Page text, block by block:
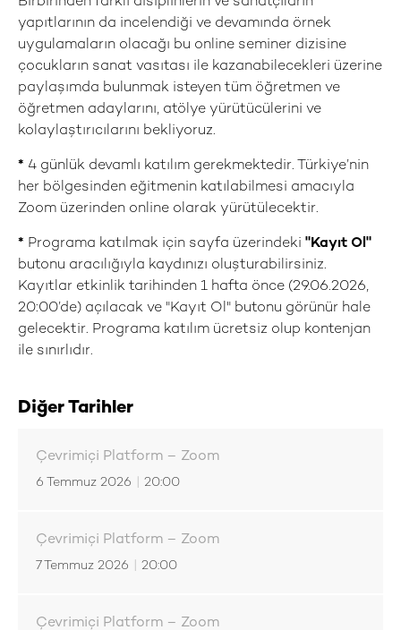
yapıtlarının da incelendiği ve devamında örnek
uygulamaların olacağı bu online seminer dizisine
çocukların sanat vasıtası ile kazanabilecekleri üzerine
paylaşımda bulunmak isteyen tüm öğretmen ve
öğretmen adaylarını, atölye yürütücülerini ve
kolaylaştırıcılarını bekliyoruz.
* 4 günlük devamlı katılım gerekmektedir. Türkiye’nin
her bölgesinden eğitmenin katılabilmesi amacıyla
Zoom üzerinden online olarak yürütülecektir.
* Programa katılmak için sayfa üzerindeki "Kayıt Ol"
butonu aracılığıyla kaydınızı oluşturabilirsiniz.
Kayıtlar etkinlik tarihinden 1 hafta önce (29.06.2026,
20:00’de) açılacak ve "Kayıt Ol" butonu görünür hale
gelecektir. Programa katılım ücretsiz olup kontenjan
ile sınırlıdır.
Diğer Tarihler
Çevrimiçi Platform – Zoom
6 Temmuz 2026 20:00
Çevrimiçi Platform – Zoom
7 Temmuz 2026 20:00
Çevrimiçi Platform – Zoom